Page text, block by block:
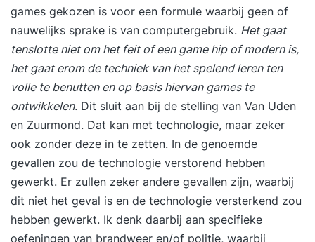
prioriteiten en keuzes. Borgen van nieuw gedrag
voor duurzame effectiviteit. Evaluatie van de
training en opstellen van een persoonlijk
praktijkgericht actieplan. 17:00 uur Einde training
Je training in 3 stappen Stap 1. Je start met een
persoonlijke intake Voorafgaand aan de training
vul je een online intake in. Wil je liever je
persoonlijke leerdoelen toelichten? Dan plannen
we graag een telefonisch intakegesprek met je in.
Op basis van je leerdoelen, achtergrond en
aandachtspunten plaatsen we je in een
trainingsgroep met vergelijkbare professionals.
games gekozen is voor een formule waarbij geen of
nauwelijks sprake is van computergebruik. Het gaat
tenslotte niet om het feit of een game hip of modern is,
het gaat erom de techniek van het spelend leren ten
volle te benutten en op basis hiervan games te
ontwikkelen. Dit sluit aan bij de stelling van Van Uden
en Zuurmond. Dat kan met technologie, maar zeker
ook zonder deze in te zetten. In de genoemde
gevallen zou de technologie verstorend hebben
gewerkt. Er zullen zeker andere gevallen zijn, waarbij
dit niet het geval is en de technologie versterkend zou
hebben gewerkt. Ik denk daarbij aan specifieke
oefeningen van brandweer en/of politie, waarbij